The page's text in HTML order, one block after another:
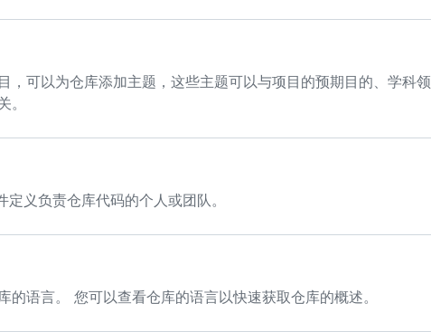
，可以为仓库添加主题，这些主题可以与项目的预期目的、学科领
。
义负责仓库代码的个人或团队。
的语言。 您可以查看仓库的语言以快速获取仓库的概述。